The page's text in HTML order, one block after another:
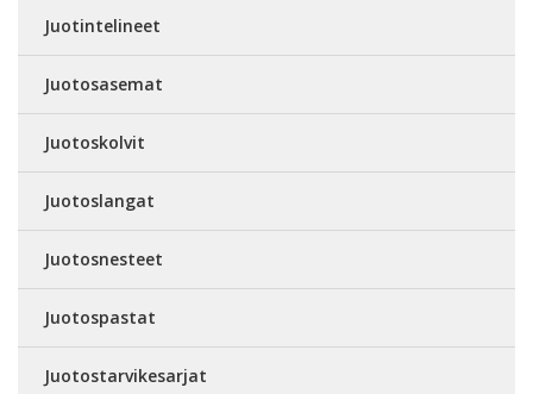
Juotintelineet
Juotosasemat
Juotoskolvit
Juotoslangat
Juotosnesteet
Juotospastat
Juotostarvikesarjat